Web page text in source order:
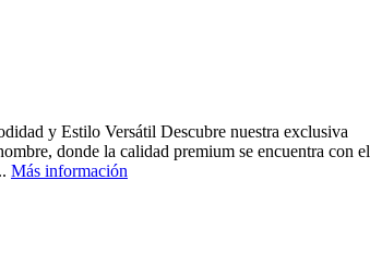
y Estilo Versátil Descubre nuestra exclusiva
donde la calidad premium se encuentra con el
Más información